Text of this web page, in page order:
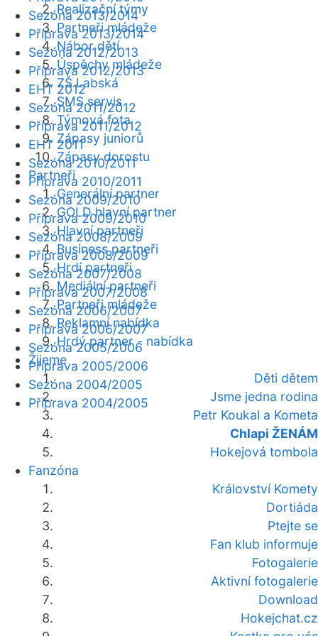
Realizační týmy
Partneři mládeže
Nábor dětí
Úspěchy mládeže
ZŠ Labská
SMS servis
Týmová fota
Zápasy juniorů
Zápasy dorostu
Partneři
Generální partner
GOLD hlavní partner
Hlavní partneři
Business partneři
Hrdí partneři
Mediální partneři
Partneři mládeže
Reklamní nabídka
Hrdý partner - nabídka
Žijeme
Děti dětem
Jsme jedna rodina
Petr Koukal a Kometa
Chlapi ŽENÁM
Hokejová tombola
Fanzóna
Království Komety
Dortiáda
Ptejte se
Fan klub informuje
Fotogalerie
Aktivní fotogalerie
Download
Hokejchat.cz
Sezóna 2013/2014
Příprava 2013/2014
Sezóna 2012/2013
Příprava 2012/2013
EHT 2012
Sezóna 2011/2012
Příprava 2011/2012
EHT 2011
Sezóna 2010/2011
Příprava 2010/2011
Sezóna 2009/2010
Příprava 2009/2010
Sezóna 2008/2009
Příprava 2008/2009
Sezóna 2007/2008
Příprava 2007/2008
Sezóna 2006/2007
Příprava 2006/2007
Sezóna 2005/2006
Příprava 2005/2006
Sezóna 2004/2005
Příprava 2004/2005